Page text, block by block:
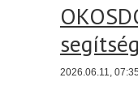
2026.06.11, 07:35